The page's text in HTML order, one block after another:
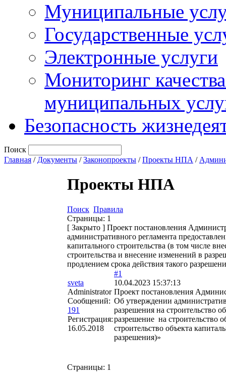
Муниципальные
Государственные
Электронные услуги
Мониторинг
муниципальных
Безопасность
Поиск
Главная / Документы /Законопроекты /Проекты НПА /
Проекты НПА
Поиск Правила
Страницы: 1
[ Закрыто ] Проект постановления
административного регламента
капитального строительства (в том числе
строительства и внесение изменений в
продлением срока действия такого
sveta
Administrator
Сообщений:
191
Регистрация:
16.05.2018
#1
10.04.2023 15:37:13
Проект постановления
Об утверждении
разрешения на строительство
разрешение на строительство
строительство объекта
разрешения)»
Страницы: 1